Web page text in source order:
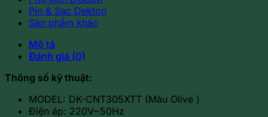
Pin & Sạc Dekton
Sản phẩm khác
Mô tả
Đánh giá (0)
Thông số kỹ thuật:
MODEL: DK-CNT305XTT (Màu Olive )
Điện áp: 220V~50Hz